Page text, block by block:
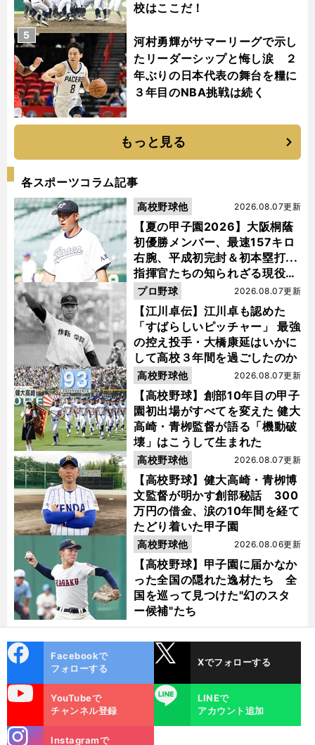
校はここだ！
河村勇輝がサマーリーグで示し
たリーダーシップと悔し涙 ２
年ぶりの日本代表の舞台を糧に
３年目のNBA挑戦は続く
5
もっと見る
各スポーツコラム記事
【夏の甲子園2026】大阪桐蔭
初優勝メンバー、最速157キロ
右腕、平成初完封＆初本塁打...
指揮官たちの知られざる現役時
代
2026.08.07更新
高校野球他
【江川卓伝】江川卓も認めた
「すばらしいピッチャー」 最強
の控え投手・大橋康延はいかに
して高校３年間を過ごしたのか
2026.08.07更新
プロ野球
【高校野球】創部10年目の甲子
園初出場がすべてを変えた 健大
高崎・青栁監督が語る「機動破
壊」はこうして生まれた
2026.08.07更新
高校野球他
【高校野球】健大高崎・青栁博
文監督が明かす創部秘話 300
万円の借金、涙の10年間を経て
たどり着いた甲子園
2026.08.07更新
高校野球他
【高校野球】甲子園に届かなか
った全国の隠れた逸材たち 全
国を巡って見つけた"幻のスタ
ー候補"たち
2026.08.06更新
高校野球他
ok
Facebookで
フォローする
Xでフォローする
YouTubeで
チャンネル登録
LINE
LINEで
アカウント追加
Instagramで